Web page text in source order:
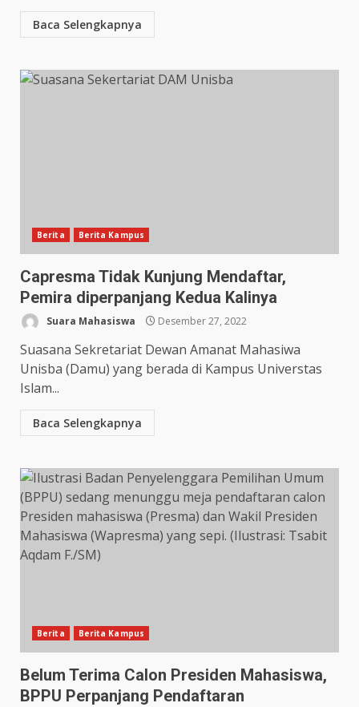
Baca Selengkapnya
Berita Berita Kampus
Capresma Tidak Kunjung Mendaftar,
Pemira diperpanjang Kedua Kalinya
Suara Mahasiswa Desember 27, 2022
Suasana Sekretariat Dewan Amanat Mahasiwa
Unisba (Damu) yang berada di Kampus Universtas
Islam...
Baca Selengkapnya
Berita Berita Kampus
Belum Terima Calon Presiden Mahasiswa,
BPPU Perpanjang Pendaftaran